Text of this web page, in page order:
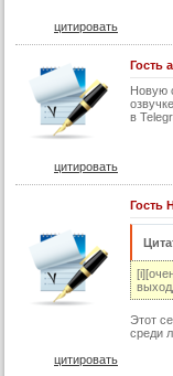
цитировать
Гость
Новую
в
цитировать
Гость
Этот
среди
цитировать